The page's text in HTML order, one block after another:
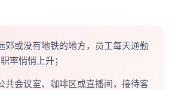
郊或没有地铁的地方，员工每天通勤
率悄悄上升；
共会议室、咖啡区或直播间，接待客